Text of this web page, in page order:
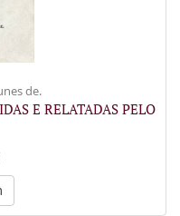
de.
E RELATADAS PELO